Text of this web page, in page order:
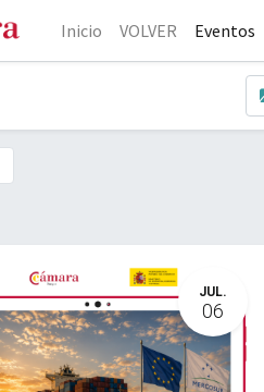
Inicio VOLVER Eventos
JUL.
06